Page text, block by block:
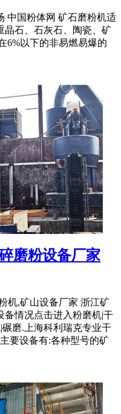
中国粉体网 矿石磨粉机适
晶石、石灰石、陶瓷、矿
6%以下的非易燃易爆的
磨粉设备厂家
机,矿山设备厂家 浙江矿
备情况点击进入粉磨机|干
磨.上海科利瑞克专业干
要设备有:各种型号的矿